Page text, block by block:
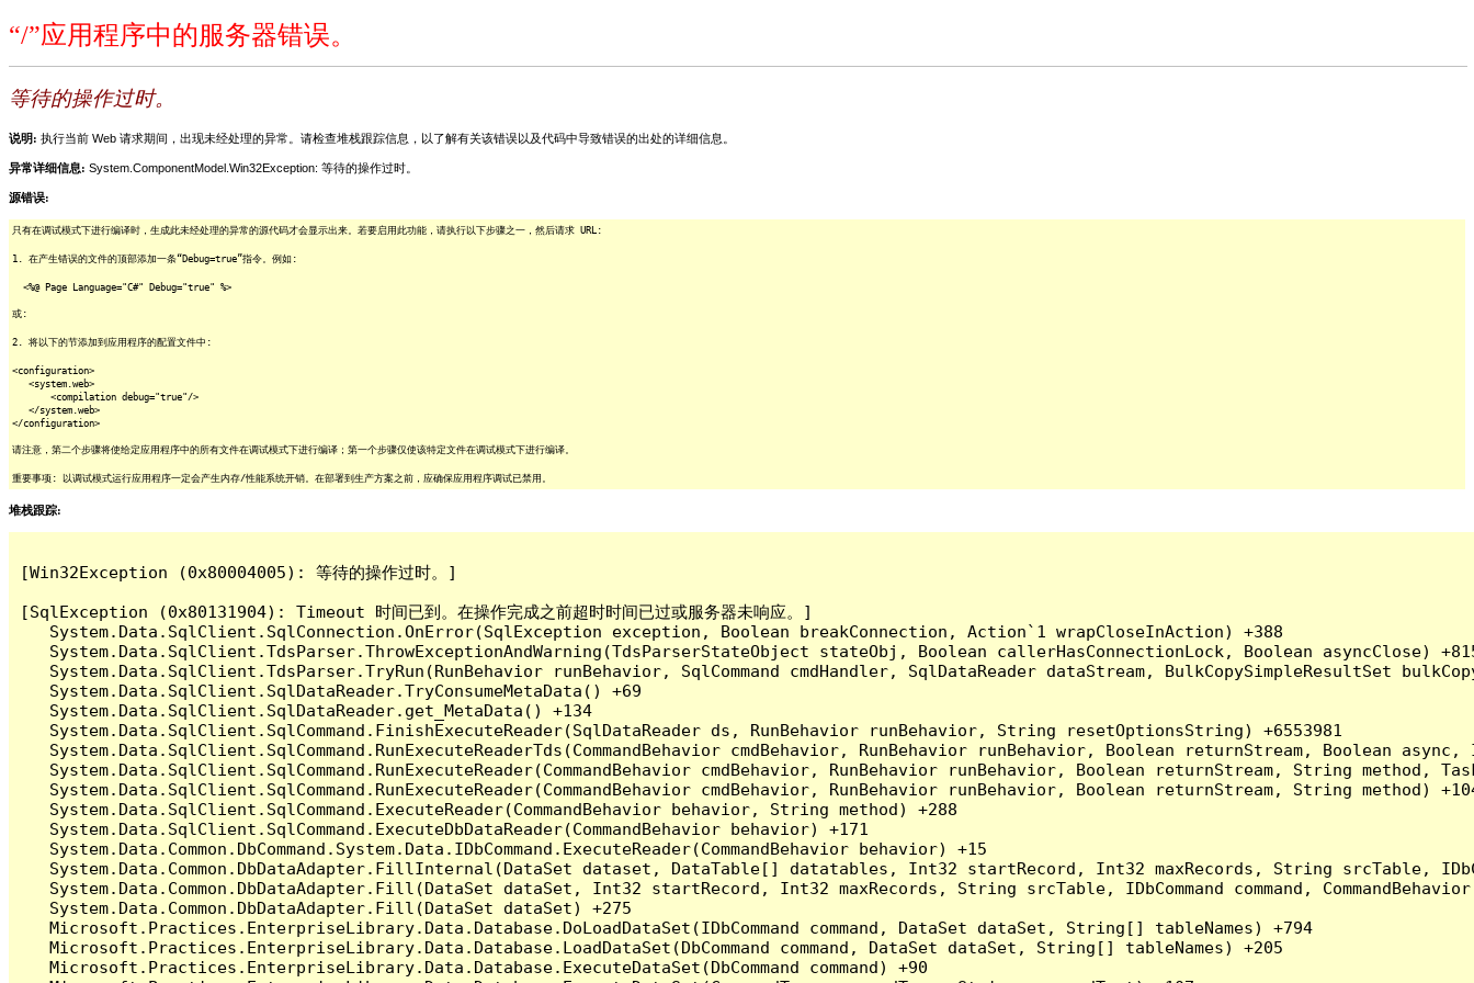
“/”应用程序中的服务器错误。
等待的操作过时。
说明: 执行当前 Web 请求期间，出现未经处理的异常。请检查堆栈跟踪信息，以了解有关该错误以及代码中导致错误的出处的详细信息。
异常详细信息: System.ComponentModel.Win32Exception: 等待的操作过时。
源错误:
只有在调试模式下进行编译时，生成此未经处理的异常的源代码才会显示出来。若要启用此功能，请执行以下步骤之一，然后请求 URL:
1. 在产生错误的文件的顶部添加一条“Debug=true”指令。例如:
<%@ Page Language="C#" Debug="true" %>
或:
2. 将以下的节添加到应用程序的配置文件中:
<configuration>
<system.web>
<compilation debug="true"/>
</system.web>
</configuration>
请注意，第二个步骤将使给定应用程序中的所有文件在调试模式下进行编译；第一个步骤仅使该特定文件在调试模式下进行编译。
重要事项: 以调试模式运行应用程序一定会产生内存/性能系统开销。在部署到生产方案之前，应确保应用程序调试已禁用。
堆栈跟踪:
[Win32Exception (0x80004005): 等待的操作过时。]
[SqlException (0x80131904): Timeout 时间已到。在操作完成之前超时时间已过或服务器未响应。]
   System.Data.SqlClient.SqlConnection.OnError(SqlException exception, Boolean breakConnection, Action`1 wrapCloseInAction) +388
System.Data.SqlClient.TdsParser.ThrowExceptionAndWarning(TdsParserStateObject stateObj, Boolean callerHasConnectionLock, Boolean asyncClose)
System.Data.SqlClient.TdsParser.TryRun(RunBehavior runBehavior, SqlCommand cmdHandler, SqlDataReader dataStream, BulkCopySimpleResultSet
   System.Data.SqlClient.SqlDataReader.TryConsumeMetaData() +69
   System.Data.SqlClient.SqlDataReader.get_MetaData() +134
   System.Data.SqlClient.SqlCommand.FinishExecuteReader(SqlDataReader ds, RunBehavior runBehavior, String resetOptionsString) +6553981
System.Data.SqlClient.SqlCommand.RunExecuteReaderTds(CommandBehavior cmdBehavior, RunBehavior runBehavior, Boolean returnStream, Boolean
System.Data.SqlClient.SqlCommand.RunExecuteReader(CommandBehavior cmdBehavior, RunBehavior runBehavior, Boolean returnStream, String method,
System.Data.SqlClient.SqlCommand.RunExecuteReader(CommandBehavior cmdBehavior, RunBehavior runBehavior, Boolean returnStream, String method)
   System.Data.SqlClient.SqlCommand.ExecuteReader(CommandBehavior behavior, String method) +288
   System.Data.SqlClient.SqlCommand.ExecuteDbDataReader(CommandBehavior behavior) +171
   System.Data.Common.DbCommand.System.Data.IDbCommand.ExecuteReader(CommandBehavior behavior) +15
System.Data.Common.DbDataAdapter.FillInternal(DataSet dataset, DataTable[] datatables, Int32 startRecord, Int32 maxRecords, String srcTable,
System.Data.Common.DbDataAdapter.Fill(DataSet dataSet, Int32 startRecord, Int32 maxRecords, String srcTable, IDbCommand command,
   System.Data.Common.DbDataAdapter.Fill(DataSet dataSet) +275
   Microsoft.Practices.EnterpriseLibrary.Data.Database.DoLoadDataSet(IDbCommand command, DataSet dataSet, String[] tableNames) +794
   Microsoft.Practices.EnterpriseLibrary.Data.Database.LoadDataSet(DbCommand command, DataSet dataSet, String[] tableNames) +205
   Microsoft.Practices.EnterpriseLibrary.Data.Database.ExecuteDataSet(DbCommand command) +90